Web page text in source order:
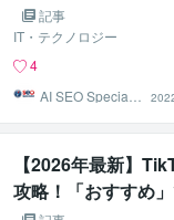
記事
IT・テクノロジー
4
AI SEO Specialis
【2026年最新】
攻略！「おすすめ